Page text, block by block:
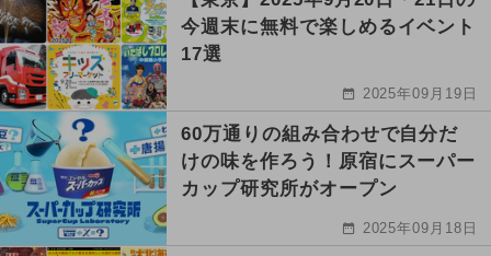
今週末に無料で楽しめるイベント
17選
2025年09月19日
60万通りの組み合わせで自分だ
けの味を作ろう！原宿にスーパー
カップ研究所がオープン
2025年09月18日